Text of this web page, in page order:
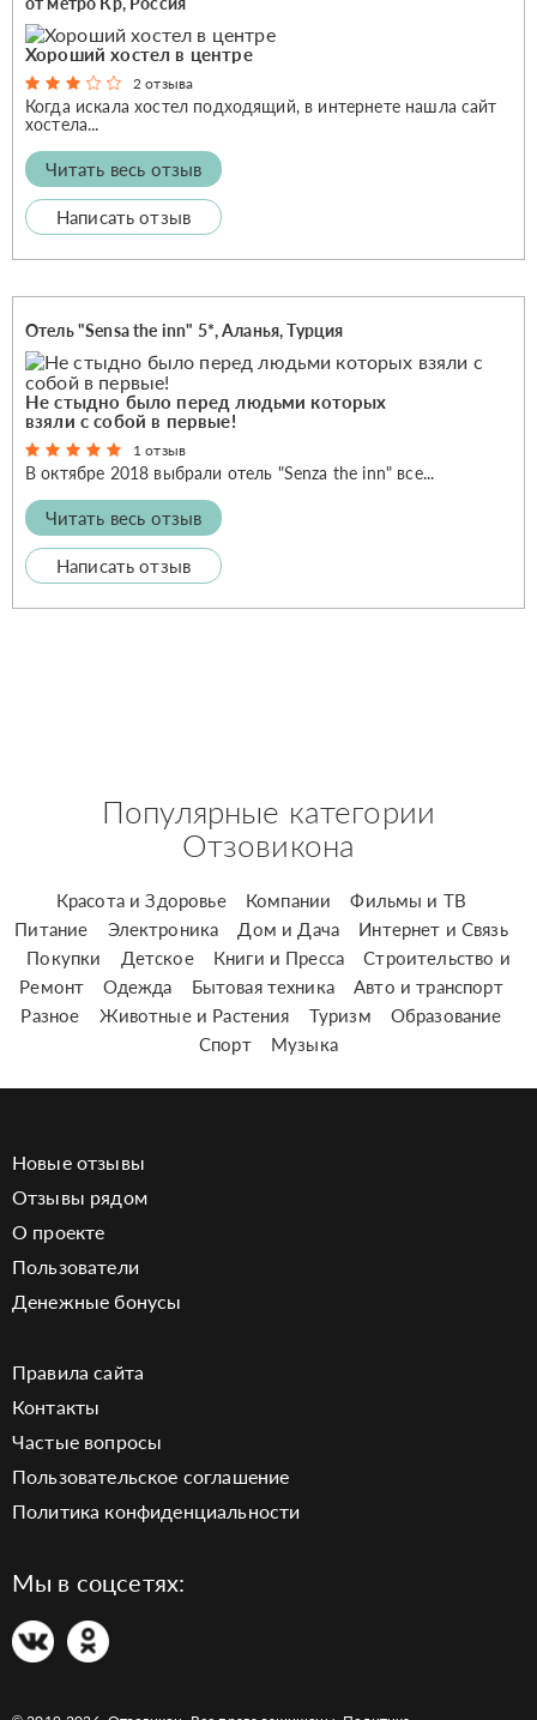
Хороший хостел в центре
2 отзыва
Когда искала хостел подходящий, в интернете нашла сайт
хостела...
Читать весь отзыв
Написать отзыв
Отель "Sensa the inn" 5*, Аланья, Турция
Не стыдно было перед людьми которых
взяли с собой в первые!
1 отзыв
В октябре 2018 выбрали отель "Senza the inn" все...
Читать весь отзыв
Написать отзыв
Популярные категории
Отзовикона
Красота и Здоровье Компании
Фильмы и ТВ
Питание
Электроника Дом и Дача
Интернет и Связь
Покупки
Детское Книги и Пресса
Строительство и
Ремонт
Одежда Бытовая техника
Авто и транспорт
Разное
Животные и Растения Туризм
Образование
Спорт
Музыка
Новые отзывы
Отзывы рядом
О проекте
Пользователи
Денежные бонусы
Правила сайта
Контакты
Частые вопросы
Пользовательское соглашение
Политика конфиденциальности
Мы в соцсетях: